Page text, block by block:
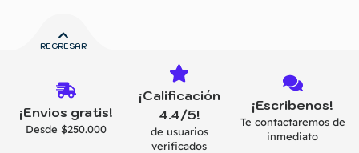
REGRESAR
¡Envios gratis!
Desde $250.000
¡Calificación
4.4/5!
de usuarios
verificados
¡Escribenos!
Te contactaremos de
inmediato